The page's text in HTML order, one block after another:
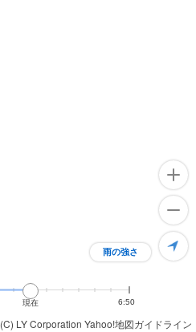
(C) LY Corporation Yahoo!地図ガイドライン
雨の強さ
現在 6:50